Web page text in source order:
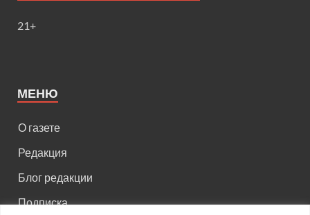
21+
МЕНЮ
О газете
Редакция
Блог редакции
Подписка